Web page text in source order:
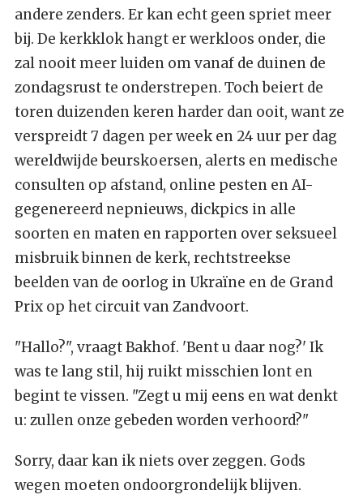
andere zenders. Er kan echt geen spriet meer
bij. De kerkklok hangt er werkloos onder, die
zal nooit meer luiden om vanaf de duinen de
zondagsrust te onderstrepen. Toch beiert de
toren duizenden keren harder dan ooit, want ze
verspreidt 7 dagen per week en 24 uur per dag
wereldwijde beurskoersen, alerts en medische
consulten op afstand, online pesten en AI-
gegenereerd nepnieuws, dickpics in alle
soorten en maten en rapporten over seksueel
misbruik binnen de kerk, rechtstreekse
beelden van de oorlog in Ukraïne en de Grand
Prix op het circuit van Zandvoort.
"Hallo?", vraagt Bakhof. 'Bent u daar nog?' Ik
was te lang stil, hij ruikt misschien lont en
begint te vissen. "Zegt u mij eens en wat denkt
u: zullen onze gebeden worden verhoord?"
Sorry, daar kan ik niets over zeggen. Gods
wegen moeten ondoorgrondelijk blijven.